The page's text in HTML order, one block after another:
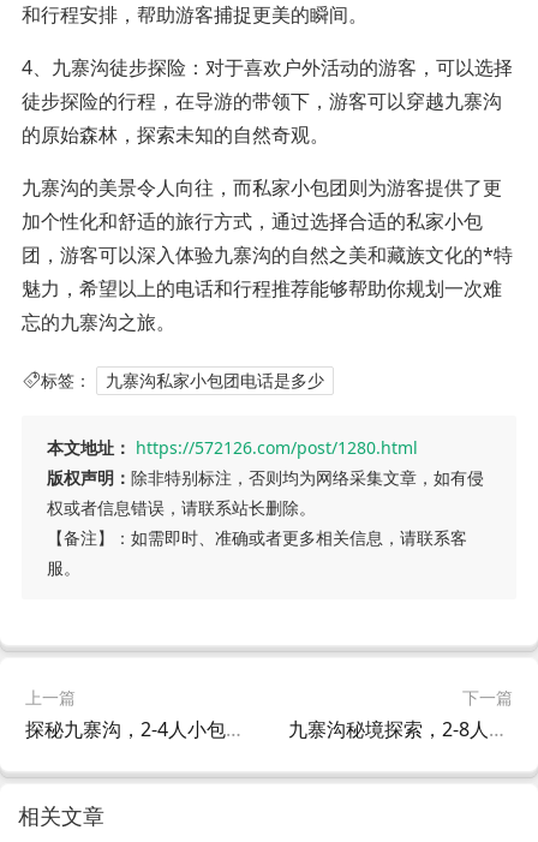
和行程安排，帮助游客捕捉更美的瞬间。
4、九寨沟徒步探险：对于喜欢户外活动的游客，可以选择
徒步探险的行程，在导游的带领下，游客可以穿越九寨沟
的原始森林，探索未知的自然奇观。
九寨沟的美景令人向往，而私家小包团则为游客提供了更
加个性化和舒适的旅行方式，通过选择合适的私家小包
团，游客可以深入体验九寨沟的自然之美和藏族文化的*特
魅力，希望以上的电话和行程推荐能够帮助你规划一次难
忘的九寨沟之旅。
标签： 九寨沟私家小包团电话是多少
本文地址： https://572126.com/post/1280.html
版权声明： 除非特别标注，否则均为网络采集文章，如有侵
权或者信息错误，请联系站长删除。
【备注】：如需即时、准确或者更多相关信息，请联系客
服。
上一篇
探秘九寨沟，2-4人小包团的*旅行体验
下一篇
九寨沟秘境探索，2-8人小包团的定制之旅
相关文章